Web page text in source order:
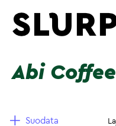
Abi Coffee
Suodata